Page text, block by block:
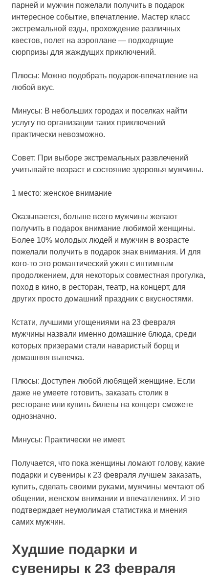
парней и мужчин пожелали получить в подарок
интересное событие, впечатление. Мастер класс
экстремальной езды, прохождение различных
квестов, полет на аэроплане — подходящие
сюрпризы для жаждущих приключений.
Плюсы: Можно подобрать подарок-впечатление на
любой вкус.
Минусы: В небольших городах и поселках найти
услугу по организации таких приключений
практически невозможно.
Совет: При выборе экстремальных развлечений
учитывайте возраст и состояние здоровья мужчины.
1 место: женское внимание
Оказывается, больше всего мужчины желают
получить в подарок внимание любимой женщины.
Более 10% молодых людей и мужчин в возрасте
пожелали получить в подарок знак внимания. И для
кого-то это романтический ужин с интимным
продолжением, для некоторых совместная прогулка,
поход в кино, в ресторан, театр, на концерт, для
других просто домашний праздник с вкусностями.
Кстати, лучшими угощениями на 23 февраля
мужчины назвали именно домашние блюда, среди
которых призерами стали наваристый борщ и
домашняя выпечка.
Плюсы: Доступен любой любящей женщине. Если
даже не умеете готовить, заказать столик в
ресторане или купить билеты на концерт сможете
однозначно.
Минусы: Практически не имеет.
Получается, что пока женщины ломают голову, какие
подарки и сувениры к 23 февраля лучшем заказать,
купить, сделать своими руками, мужчины мечтают об
общении, женском внимании и впечатлениях. И это
подтверждает неумолимая статистика и мнения
самих мужчин.
Худшие подарки и
сувениры к 23 февраля